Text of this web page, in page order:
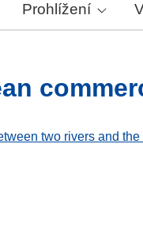
Prohlížení
two rivers and